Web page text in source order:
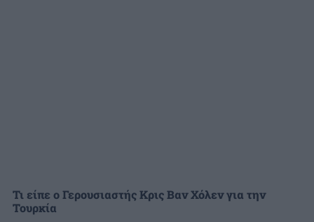
Τι είπε ο Γερουσιαστής Κρις Βαν Χόλεν για την
Τουρκία